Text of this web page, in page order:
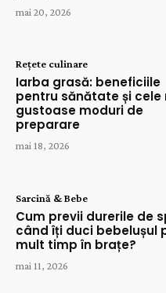
mai 20, 2026
Rețete culinare
Iarba grasă: beneficiile
pentru sănătate și cele
gustoase moduri de
preparare
mai 18, 2026
Sarcină & Bebe
Cum previi durerile de
când îți duci bebelușul
mult timp în brațe?
mai 11, 2026